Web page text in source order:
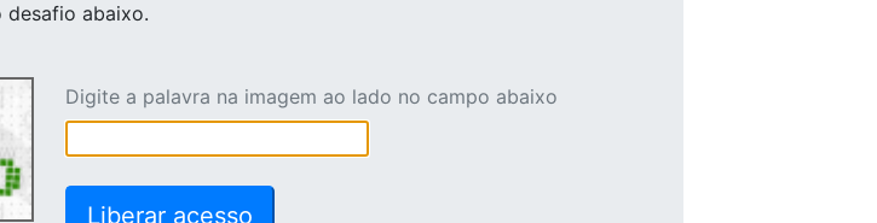
desafio abaixo.
Digite a palavra na imagem ao lado no campo abaixo